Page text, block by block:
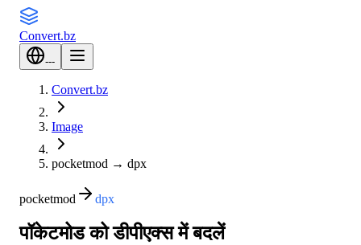
Convert.bz
---
Convert.bz
Image
pocketmod → dpx
pocketmod dpx
पॉकेटमोड को डीपीएक्स में बदलें